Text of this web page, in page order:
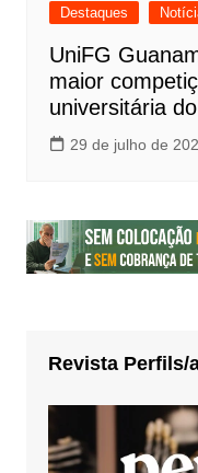
Destaques
UniFG
maior
universitária
29 de julho de
Revista Perfils/